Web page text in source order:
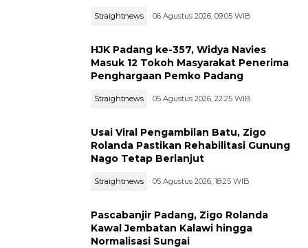
Straightnews 06 Agustus 2026, 09:05 WIB
HJK Padang ke-357, Widya Navies
Masuk 12 Tokoh Masyarakat Penerima
Penghargaan Pemko Padang
Straightnews 05 Agustus 2026, 22:25 WIB
Usai Viral Pengambilan Batu, Zigo
Rolanda Pastikan Rehabilitasi Gunung
Nago Tetap Berlanjut
Straightnews 05 Agustus 2026, 18:25 WIB
Pascabanjir Padang, Zigo Rolanda
Kawal Jembatan Kalawi hingga
Normalisasi Sungai